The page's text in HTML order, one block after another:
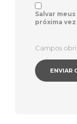
Salvar
próxima
Campos